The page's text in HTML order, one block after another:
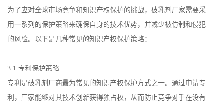
为了应对全球市场竞争和知识产权保护的挑战，破乳剂厂家需要采
用一系列的保护策略来确保自身的技术优势，并减少被仿制和侵犯
的风险。以下是几种常见的知识产权保护策略：
3.1 专利保护策略
专利是破乳剂厂商最为常见的知识产权保护方式之一。通过申请专
利，厂家能够对其技术创新获得独占权，从而防止竞争对手在没有